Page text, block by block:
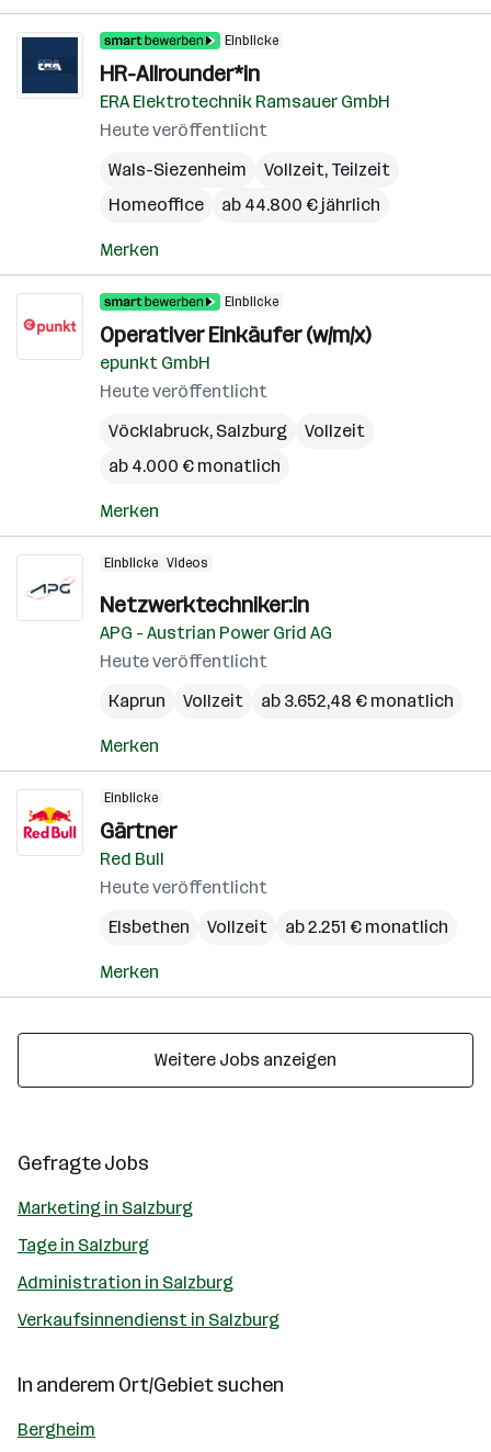
Einblicke
HR-Allrounder*in
ERA Elektrotechnik Ramsauer GmbH
Heute veröffentlicht
Wals-Siezenheim
Vollzeit, Teilzeit
Homeoffice
ab 44.800 € jährlich
Merken
Einblicke
Operativer Einkäufer (w/m/x)
epunkt GmbH
Heute veröffentlicht
Vöcklabruck, Salzburg
Vollzeit
ab 4.000 € monatlich
Merken
Einblicke Videos
Netzwerktechniker:in
APG - Austrian Power Grid AG
Heute veröffentlicht
Kaprun
Vollzeit ab 3.652,48 € monatlich
Merken
Einblicke
Gärtner
Red Bull
Heute veröffentlicht
Elsbethen
Vollzeit ab 2.251 € monatlich
Merken
Weitere Jobs anzeigen
Gefragte Jobs
Marketing in Salzburg
Tage in Salzburg
Administration in Salzburg
Verkaufsinnendienst in Salzburg
In anderem Ort/Gebiet suchen
Bergheim